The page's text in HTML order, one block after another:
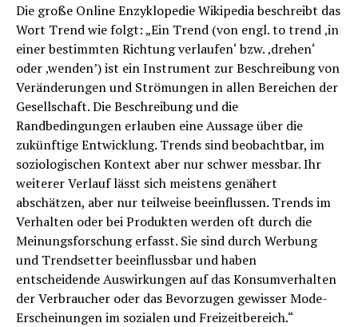
Die große Online Enzyklopedie Wikipedia beschreibt das
Wort Trend wie folgt: „Ein Trend (von engl. to trend ‚in
einer bestimmten Richtung verlaufen‘ bzw. ‚drehen‘
oder ‚wenden’) ist ein Instrument zur Beschreibung von
Veränderungen und Strömungen in allen Bereichen der
Gesellschaft. Die Beschreibung und die
Randbedingungen erlauben eine Aussage über die
zukünftige Entwicklung. Trends sind beobachtbar, im
soziologischen Kontext aber nur schwer messbar. Ihr
weiterer Verlauf lässt sich meistens genähert
abschätzen, aber nur teilweise beeinflussen. Trends im
Verhalten oder bei Produkten werden oft durch die
Meinungsforschung erfasst. Sie sind durch Werbung
und Trendsetter beeinflussbar und haben
entscheidende Auswirkungen auf das Konsumverhalten
der Verbraucher oder das Bevorzugen gewisser Mode-
Erscheinungen im sozialen und Freizeitbereich.“